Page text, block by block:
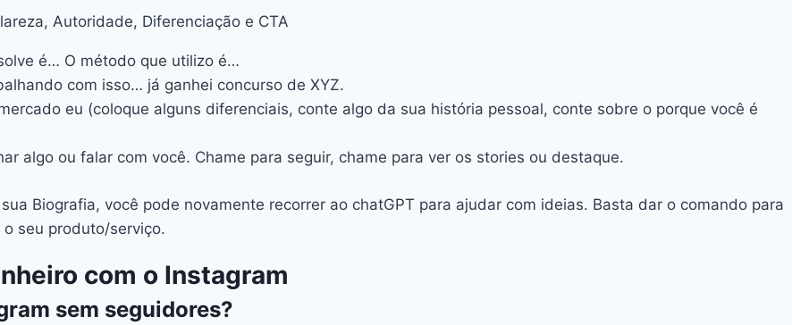
Autoridade, Diferenciação e CTA
é… O método que utilizo é…
com isso… já ganhei concurso de XYZ.
eu (coloque alguns diferenciais, conte algo da sua história pessoal, conte sobre o porque você é
algo ou falar com você. Chame para seguir, chame para ver os stories ou destaque.
Biografia, você pode novamente recorrer ao chatGPT para ajudar com ideias. Basta dar o comando para
seu produto/serviço.
com o Instagram
sem seguidores?